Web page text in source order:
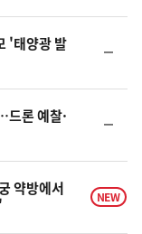
일
'태양광 발
일
드론 예찰·
일
약방에서
NEW